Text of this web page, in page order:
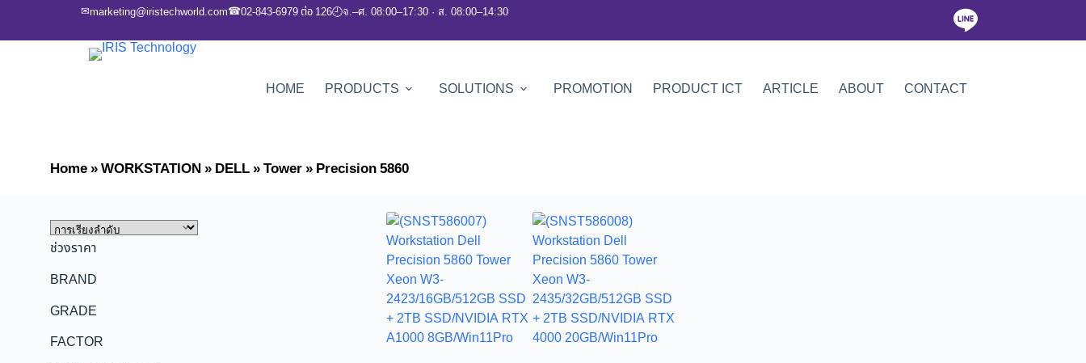
✉marketing@iristechworld.com☎02-843-6979 ต่อ 126🕘จ.–ศ. 08:00–17:30 · ส. 08:00–14:30
HOME PRODUCTS SOLUTIONS PROMOTION PRODUCT ICT ARTICLE ABOUT CONTACT
Home»WORKSTATION»DELL»Tower»Precision 5860
ช่วงราคา
BRAND
GRADE
FACTOR